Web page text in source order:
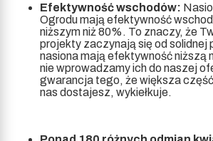
Efektywność wschodów:
Ogrodu mają efektywność
niższym niż 80%. To znaczy, że
projekty zaczynają się od solidnej
nasiona mają efektywność niższą
nie wprowadzamy ich do naszej
gwarancja tego, że większa
nas dostajesz, wykiełkuje.